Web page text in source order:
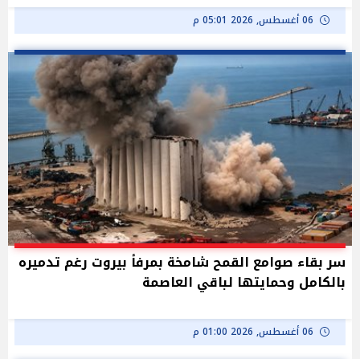
06 أغسطس, 2026 05:01 م
سر بقاء صوامع القمح شامخة بمرفأ بيروت رغم تدميره
بالكامل وحمايتها لباقي العاصمة
06 أغسطس, 2026 01:00 م